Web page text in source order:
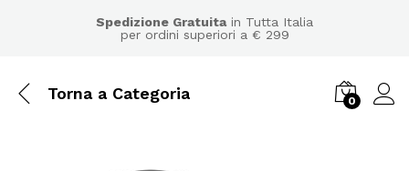
Spedizione Gratuitain Tutta Italia
per ordini superiori a € 299
Torna a Categoria 0